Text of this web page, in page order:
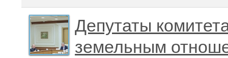
Депутаты
земельным